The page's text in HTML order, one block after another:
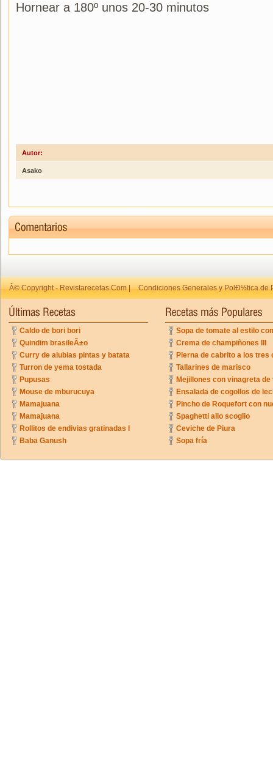
Hornear a 180º unos 20-30 minutos
Autor:
Asako
Â© Copyright - Revistarecetas.Com | Condiciones Generales y PolÐ½tica de
Caldo de bori bori
Quindim brasileÃ±o
Curry de alubias pintas y batata
Turron de yema tostada
Pupusas
Mouse de mburucuya
Mamajuana
Mamajuana
Rollitos de endivias gratinadas I
Baba Ganush
Sopa de tomate al estilo
Crema de champiñones III
Pierna de cabrito a los tres
Tallarines de marisco
Mejillones con vinagreta
Ensalada de cogollos de
Pincho de Roquefort con
Spaghetti allo scoglio
Ceviche de Piura
Sopa fría